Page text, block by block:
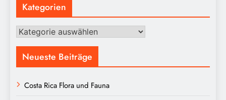
Kategorien
Kategorien
Neueste Beiträge
Costa Rica Flora und Fauna